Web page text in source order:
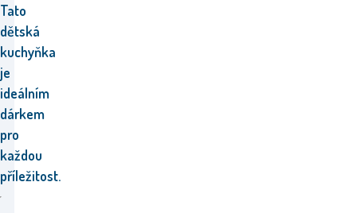
Tato
dětská
kuchyňka
je
ideálním
dárkem
pro
každou
příležitost.